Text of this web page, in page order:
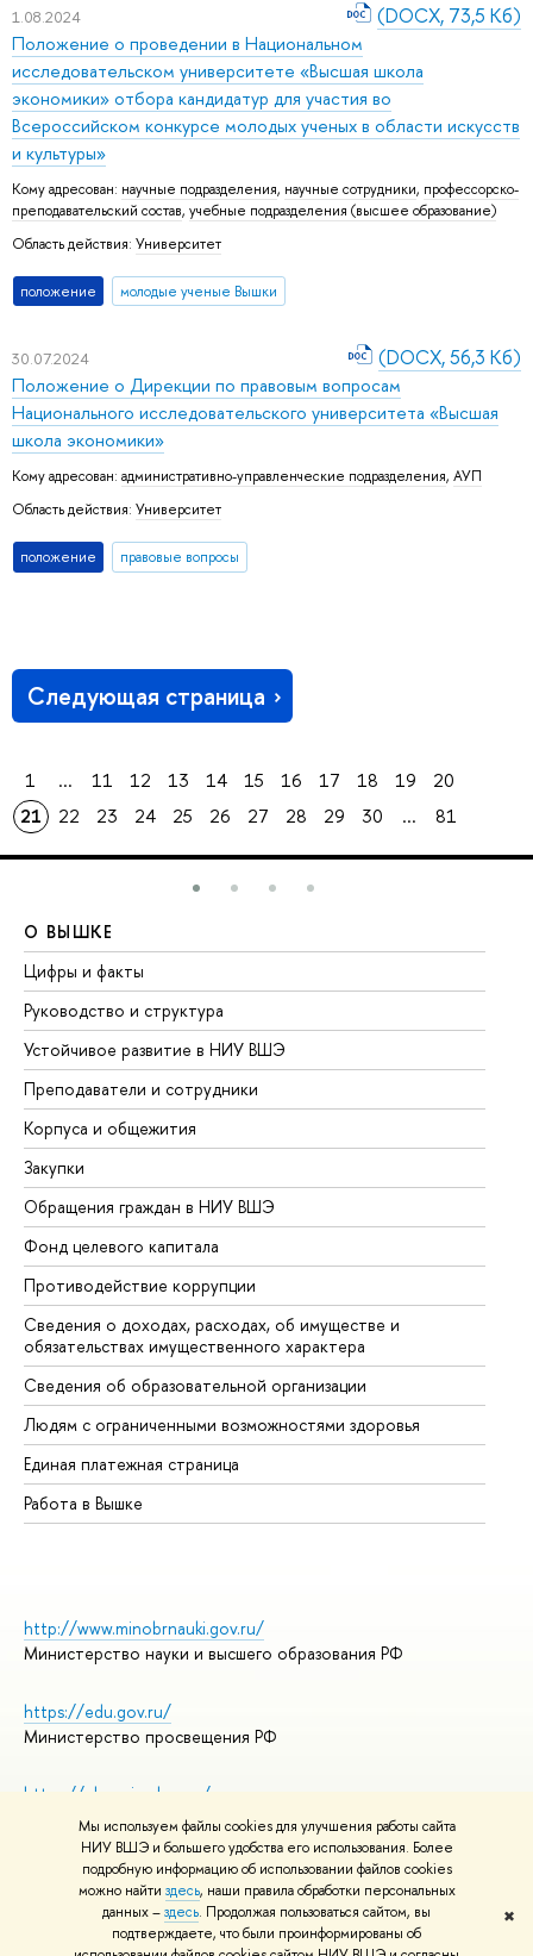
Мы используем файлы cookies для улучшения работы сайта
НИУ ВШЭ и большего удобства его использования. Более
подробную информацию об использовании файлов cookies
можно найти здесь, наши правила обработки персональных
данных –здесь. Продолжая пользоваться сайтом, вы
подтверждаете, что были проинформированы об
✖
1.08.2024
Положение о проведении в Национальном
исследовательском университете «Высшая школа
экономики» отбора кандидатур для участия во
Всероссийском конкурсе молодых ученых в области искусств
и культуры»
Кому адресован: научные подразделения, научные сотрудники, профессорско-
преподавательский состав, учебные подразделения (высшее образование)
Область действия: Университет
положение молодые ученые Вышки
(DOCX, 73,5 Кб)
30.07.2024
Положение о Дирекции по правовым вопросам
Национального исследовательского университета «Высшая
школа экономики»
Кому адресован: административно-управленческие подразделения, АУП
Область действия: Университет
положение правовые вопросы
(DOCX, 56,3 Кб)
Следующая страница
1 ... 11 12 13 14 15 16 17 18 19
20
21
22 23 24 25 26 27 28 29 30 ... 81
О ВЫШКЕ
Цифры и факты
Руководство и структура
Устойчивое развитие в НИУ ВШЭ
Преподаватели и сотрудники
Корпуса и общежития
Закупки
Обращения граждан в НИУ ВШЭ
Фонд целевого капитала
Противодействие коррупции
Сведения о доходах, расходах, об имуществе и
обязательствах имущественного характера
Сведения об образовательной организации
Людям с ограниченными возможностями здоровья
Единая платежная страница
Работа в Вышке
http://www.minobrnauki.gov.ru/
Министерство науки и высшего образования РФ
https://edu.gov.ru/
Министерство просвещения РФ
https://elearning.hse.ru/mooc
Массовые открытые онлайн-курсы
© НИУ ВШЭ 1993–2026
Адреса и контакты
Условия использования материалов
Политика конфиденциальности